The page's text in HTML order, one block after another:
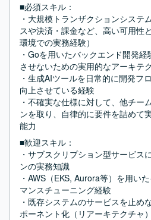
■必須スキル：
・大規模トランザクションシステ
スや決済・課金など、高い可用性
環境での実務経験）
・Goを用いたバックエンド開発
させないための実用的なアーキテ
・生成AIツールを日常的に開発フ
向上させている経験
・不確実な仕様に対して、他チー
ンを取り、自律的に要件を詰めて
能力
■歓迎スキル：
・サブスクリプション型サービス
ンの実務知識
・AWS（EKS, Aurora等）を用い
マンスチューニング経験
・既存システムのサービスを止め
ポーネント化（リアーキテクチャ